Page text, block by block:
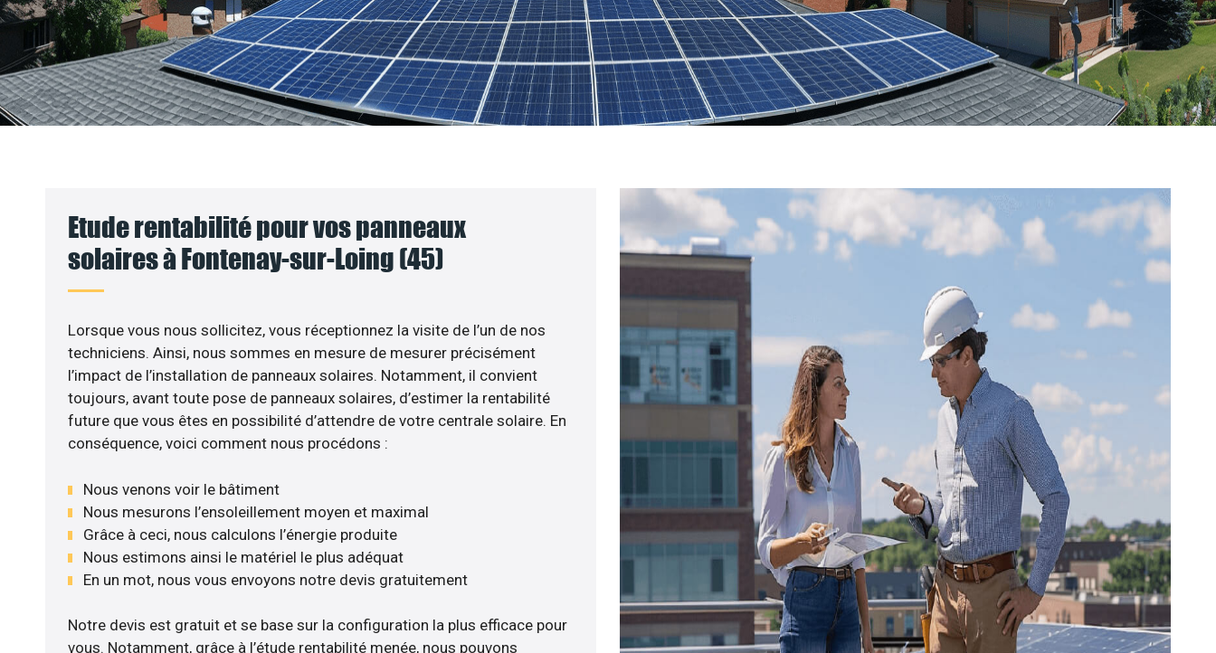
Etude rentabilité pour vos panneaux
solaires à Fontenay-sur-Loing (45)
Lorsque vous nous sollicitez, vous réceptionnez la visite de l’un de nos
techniciens. Ainsi, nous sommes en mesure de mesurer précisément
l’impact de l’installation de panneaux solaires. Notamment, il convient
toujours, avant toute pose de panneaux solaires, d’estimer la rentabilité
future que vous êtes en possibilité d’attendre de votre centrale solaire. En
conséquence, voici comment nous procédons :
Nous venons voir le bâtiment
Nous mesurons l’ensoleillement moyen et maximal
Grâce à ceci, nous calculons l’énergie produite
Nous estimons ainsi le matériel le plus adéquat
En un mot, nous vous envoyons notre devis gratuitement
Notre devis est gratuit et se base sur la configuration la plus efficace pour
vous. Notamment, grâce à l’étude rentabilité menée, nous pouvons